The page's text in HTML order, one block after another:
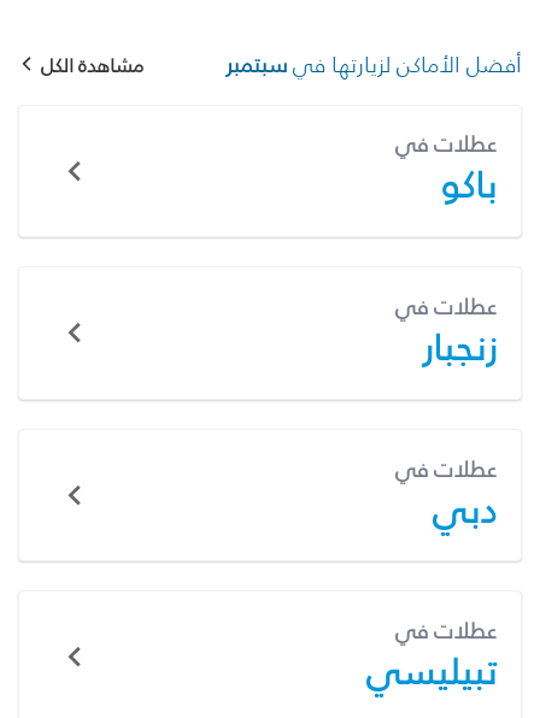
أفضل الأماكن لزيارتها فيسبتمبر مشاهدة الكل
عطلات في
باكو
عطلات في
زنجبار
عطلات في
دبي
عطلات في
تبيليسي